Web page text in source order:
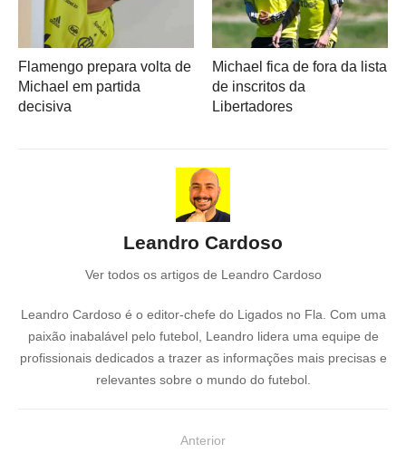
Flamengo prepara volta de
Michael em partida
decisiva
Michael fica de fora da lista
de inscritos da
Libertadores
Leandro Cardoso
Ver todos os artigos de Leandro Cardoso
Leandro Cardoso é o editor-chefe do Ligados no Fla. Com uma
paixão inabalável pelo futebol, Leandro lidera uma equipe de
profissionais dedicados a trazer as informações mais precisas e
relevantes sobre o mundo do futebol.
Anterior